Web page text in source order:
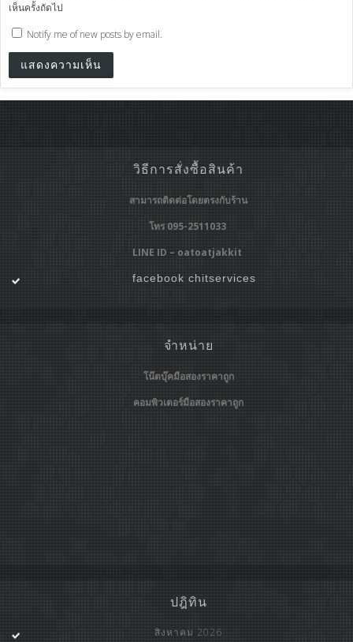
เห็นครั้งถัดไป
Notify me of new posts by email.
วิธีการสั่งซื้อสินค้า
สามารถติดต่อโดยตรงกับร้าน
โทร 095-2511033
LINE ID – oatoatjakkit
facebook chitservices
จำหน่าย
โน๊ตบุ๊คมือสองราคาถูก
คอมพิวเตอร์มือสองราคาถูก
ปฎิทิน
สิงหาคม 2026